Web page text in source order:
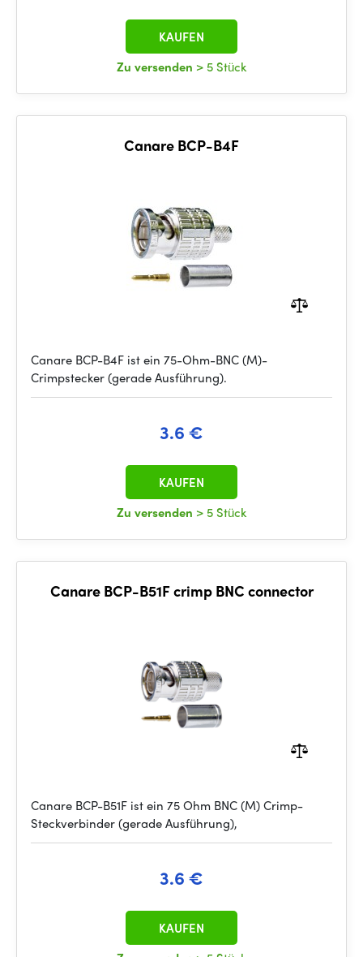
Zu versenden > 5 Stück
KAUFEN
Canare BCP-B4F
Canare BCP-B4F ist ein 75-Ohm-BNC (M)-
Crimpstecker (gerade Ausführung).
3.6 €
Zu versenden > 5 Stück
KAUFEN
Canare BCP-B51F crimp BNC connector
Canare BCP-B51F ist ein 75 Ohm BNC (M) Crimp-
Steckverbinder (gerade Ausführung),
3.6 €
KAUFEN